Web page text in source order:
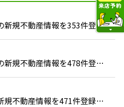
糟屋郡新宮町夜臼などの新規不動産情報を353件登録しました。
福岡市早良区飯倉などの新規不動産情報を478件登録しました。
大野城市上大利などの新規不動産情報を471件登録しました。